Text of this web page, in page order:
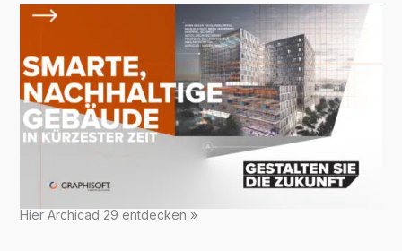
Hier Archicad 29 entdecken »